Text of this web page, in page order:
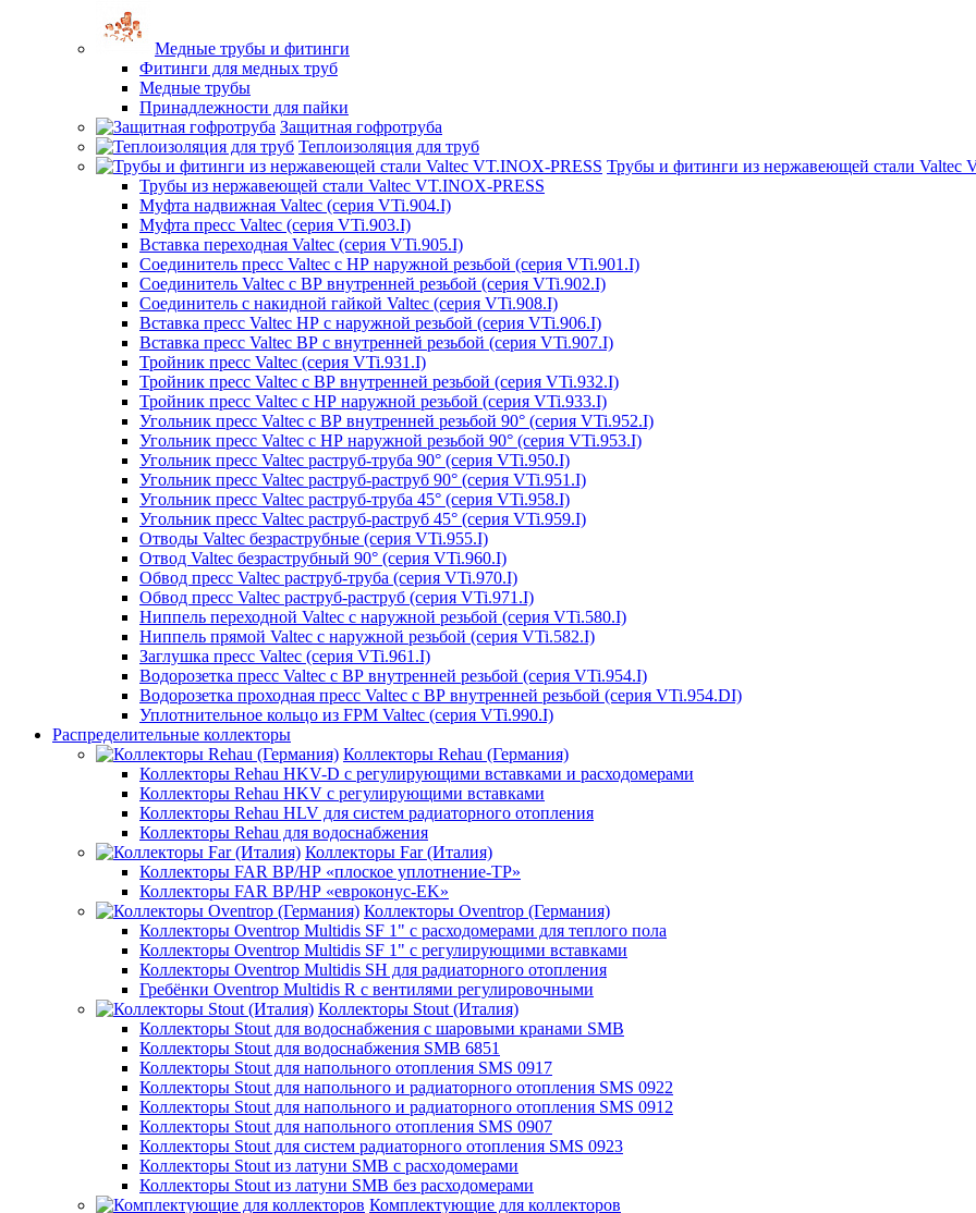
Медные трубы и фитинги
Фитинги для медных труб
Медные трубы
Принадлежности для пайки
Защитная гофротруба
Теплоизоляция для труб
Трубы и фитинги из нержавеющей стали Valtec
Трубы из нержавеющей стали Valtec VT.INOX-PRESS
Муфта надвижная Valtec (серия VTi.904.I)
Муфта пресс Valtec (серия VTi.903.I)
Вставка переходная Valtec (серия VTi.905.I)
Соединитель пресс Valtec с НР наружной резьбой (серия VTi.901.I)
Соединитель Valtec с ВР внутренней резьбой (серия VTi.902.I)
Соединитель с накидной гайкой Valtec (серия VTi.908.I)
Вставка пресс Valtec НР с наружной резьбой (серия VTi.906.I)
Вставка пресс Valtec ВР с внутренней резьбой (серия VTi.907.I)
Тройник пресс Valtec (серия VTi.931.I)
Тройник пресс Valtec с ВР внутренней резьбой (серия VTi.932.I)
Тройник пресс Valtec с НР наружной резьбой (серия VTi.933.I)
Угольник пресс Valtec с ВР внутренней резьбой 90° (серия VTi.952.I)
Угольник пресс Valtec с НР наружной резьбой 90° (серия VTi.953.I)
Угольник пресс Valtec раструб-труба 90° (серия VTi.950.I)
Угольник пресс Valtec раструб-раструб 90° (серия VTi.951.I)
Угольник пресс Valtec раструб-труба 45° (серия VTi.958.I)
Угольник пресс Valtec раструб-раструб 45° (серия VTi.959.I)
Отводы Valtec безраструбные (серия VTi.955.I)
Отвод Valtec безраструбный 90° (серия VTi.960.I)
Обвод пресс Valtec раструб-труба (серия VTi.970.I)
Обвод пресс Valtec раструб-раструб (серия VTi.971.I)
Ниппель переходной Valtec с наружной резьбой (серия VTi.580.I)
Ниппель прямой Valtec с наружной резьбой (серия VTi.582.I)
Заглушка пресс Valtec (серия VTi.961.I)
Водорозетка пресс Valtec с ВР внутренней резьбой (серия VTi.954.I)
Водорозетка проходная пресс Valtec с ВР внутренней резьбой (серия VTi.954.DI)
Уплотнительное кольцо из FPM Valtec (серия VTi.990.I)
Распределительные коллекторы
Коллекторы Rehau (Германия)
Коллекторы Rehau HKV-D с регулирующими вставками и расходомерами
Коллекторы Rehau HKV с регулирующими вставками
Коллекторы Rehau HLV для систем радиаторного отопления
Коллекторы Rehau для водоснабжения
Коллекторы Far (Италия)
Коллекторы FAR ВР/НР «плоское уплотнение-TP»
Коллекторы FAR ВР/НР «евроконус-EK»
Коллекторы Oventrop (Германия)
Коллекторы Oventrop Multidis SF 1" с расходомерами для теплого пола
Коллекторы Oventrop Multidis SF 1" с регулирующими вставками
Коллекторы Oventrop Multidis SH для радиаторного отопления
Гребёнки Oventrop Multidis R с вентилями регулировочными
Коллекторы Stout (Италия)
Коллекторы Stout для водоснабжения с шаровыми кранами SMB
Коллекторы Stout для водоснабжения SMB 6851
Коллекторы Stout для напольного отопления SMS 0917
Коллекторы Stout для напольного и радиаторного отопления SMS 0922
Коллекторы Stout для напольного и радиаторного отопления SMS 0912
Коллекторы Stout для напольного отопления SMS 0907
Коллекторы Stout для систем радиаторного отопления SMS 0923
Коллекторы Stout из латуни SMB с расходомерами
Коллекторы Stout из латуни SMB без расходомерами
Комплектующие для коллекторов